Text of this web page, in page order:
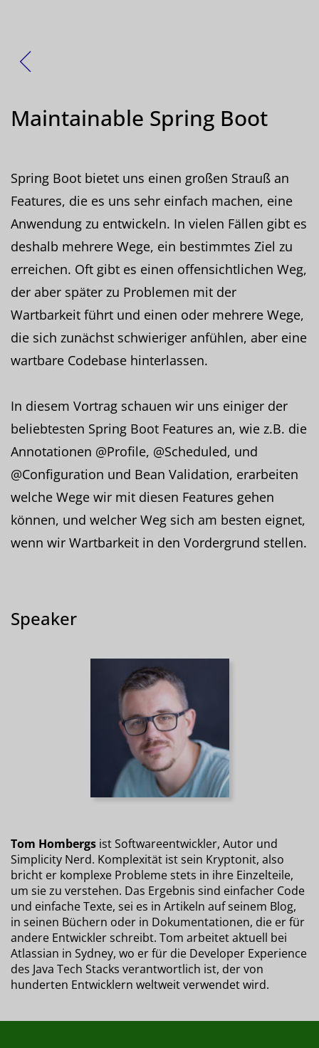
Maintainable Spring Boot
Spring Boot bietet uns einen großen Strauß an
Features, die es uns sehr einfach machen, eine
Anwendung zu entwickeln. In vielen Fällen gibt es
deshalb mehrere Wege, ein bestimmtes Ziel zu
erreichen. Oft gibt es einen offensichtlichen Weg,
der aber später zu Problemen mit der
Wartbarkeit führt und einen oder mehrere Wege,
die sich zunächst schwieriger anfühlen, aber eine
wartbare Codebase hinterlassen.
In diesem Vortrag schauen wir uns einiger der
beliebtesten Spring Boot Features an, wie z.B. die
Annotationen @Profile, @Scheduled, und
@Configuration und Bean Validation, erarbeiten
welche Wege wir mit diesen Features gehen
können, und welcher Weg sich am besten eignet,
wenn wir Wartbarkeit in den Vordergrund stellen.
Speaker
Tom Hombergs ist Softwareentwickler, Autor und
Simplicity Nerd. Komplexität ist sein Kryptonit, also
bricht er komplexe Probleme stets in ihre Einzelteile,
um sie zu verstehen. Das Ergebnis sind einfacher Code
und einfache Texte, sei es in Artikeln auf seinem Blog,
in seinen Büchern oder in Dokumentationen, die er für
andere Entwickler schreibt. Tom arbeitet aktuell bei
Atlassian in Sydney, wo er für die Developer Experience
des Java Tech Stacks verantwortlich ist, der von
hunderten Entwicklern weltweit verwendet wird.